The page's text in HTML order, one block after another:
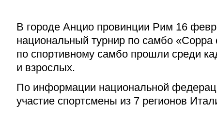
В городе Анцио провинции Рим 16
национальный турнир по самбо «Coppa
по спортивному самбо прошли среди
и взрослых.
По информации национальной
участие спортсмены из 7 регионов